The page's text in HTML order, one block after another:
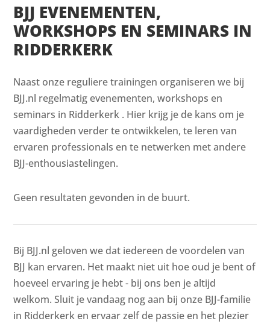
BJJ EVENEMENTEN,
WORKSHOPS EN SEMINARS IN
RIDDERKERK
Naast onze reguliere trainingen organiseren we bij
BJJ.nl regelmatig evenementen, workshops en
seminars in Ridderkerk . Hier krijg je de kans om je
vaardigheden verder te ontwikkelen, te leren van
ervaren professionals en te netwerken met andere
BJJ-enthousiastelingen.
Geen resultaten gevonden in de buurt.
Bij BJJ.nl geloven we dat iedereen de voordelen van
BJJ kan ervaren. Het maakt niet uit hoe oud je bent of
hoeveel ervaring je hebt - bij ons ben je altijd
welkom. Sluit je vandaag nog aan bij onze BJJ-familie
in Ridderkerk en ervaar zelf de passie en het plezier